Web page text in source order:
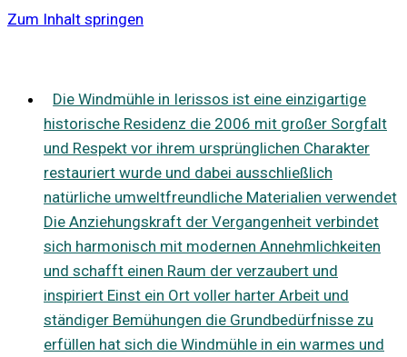
Zum Inhalt springen
Die Windmühle in Ierissos ist eine einzigartige
historische Residenz die 2006 mit großer Sorgfalt
und Respekt vor ihrem ursprünglichen Charakter
restauriert wurde und dabei ausschließlich
natürliche umweltfreundliche Materialien verwendet
Die Anziehungskraft der Vergangenheit verbindet
sich harmonisch mit modernen Annehmlichkeiten
und schafft einen Raum der verzaubert und
inspiriert Einst ein Ort voller harter Arbeit und
ständiger Bemühungen die Grundbedürfnisse zu
erfüllen hat sich die Windmühle in ein warmes und